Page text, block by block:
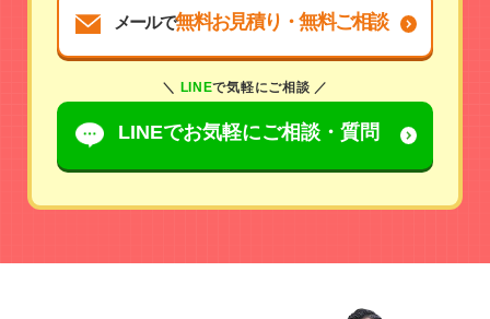
メールで無料お見積り・無料ご相談
＼ LINEで気軽にご相談 ／
LINEでお気軽にご相談・質問